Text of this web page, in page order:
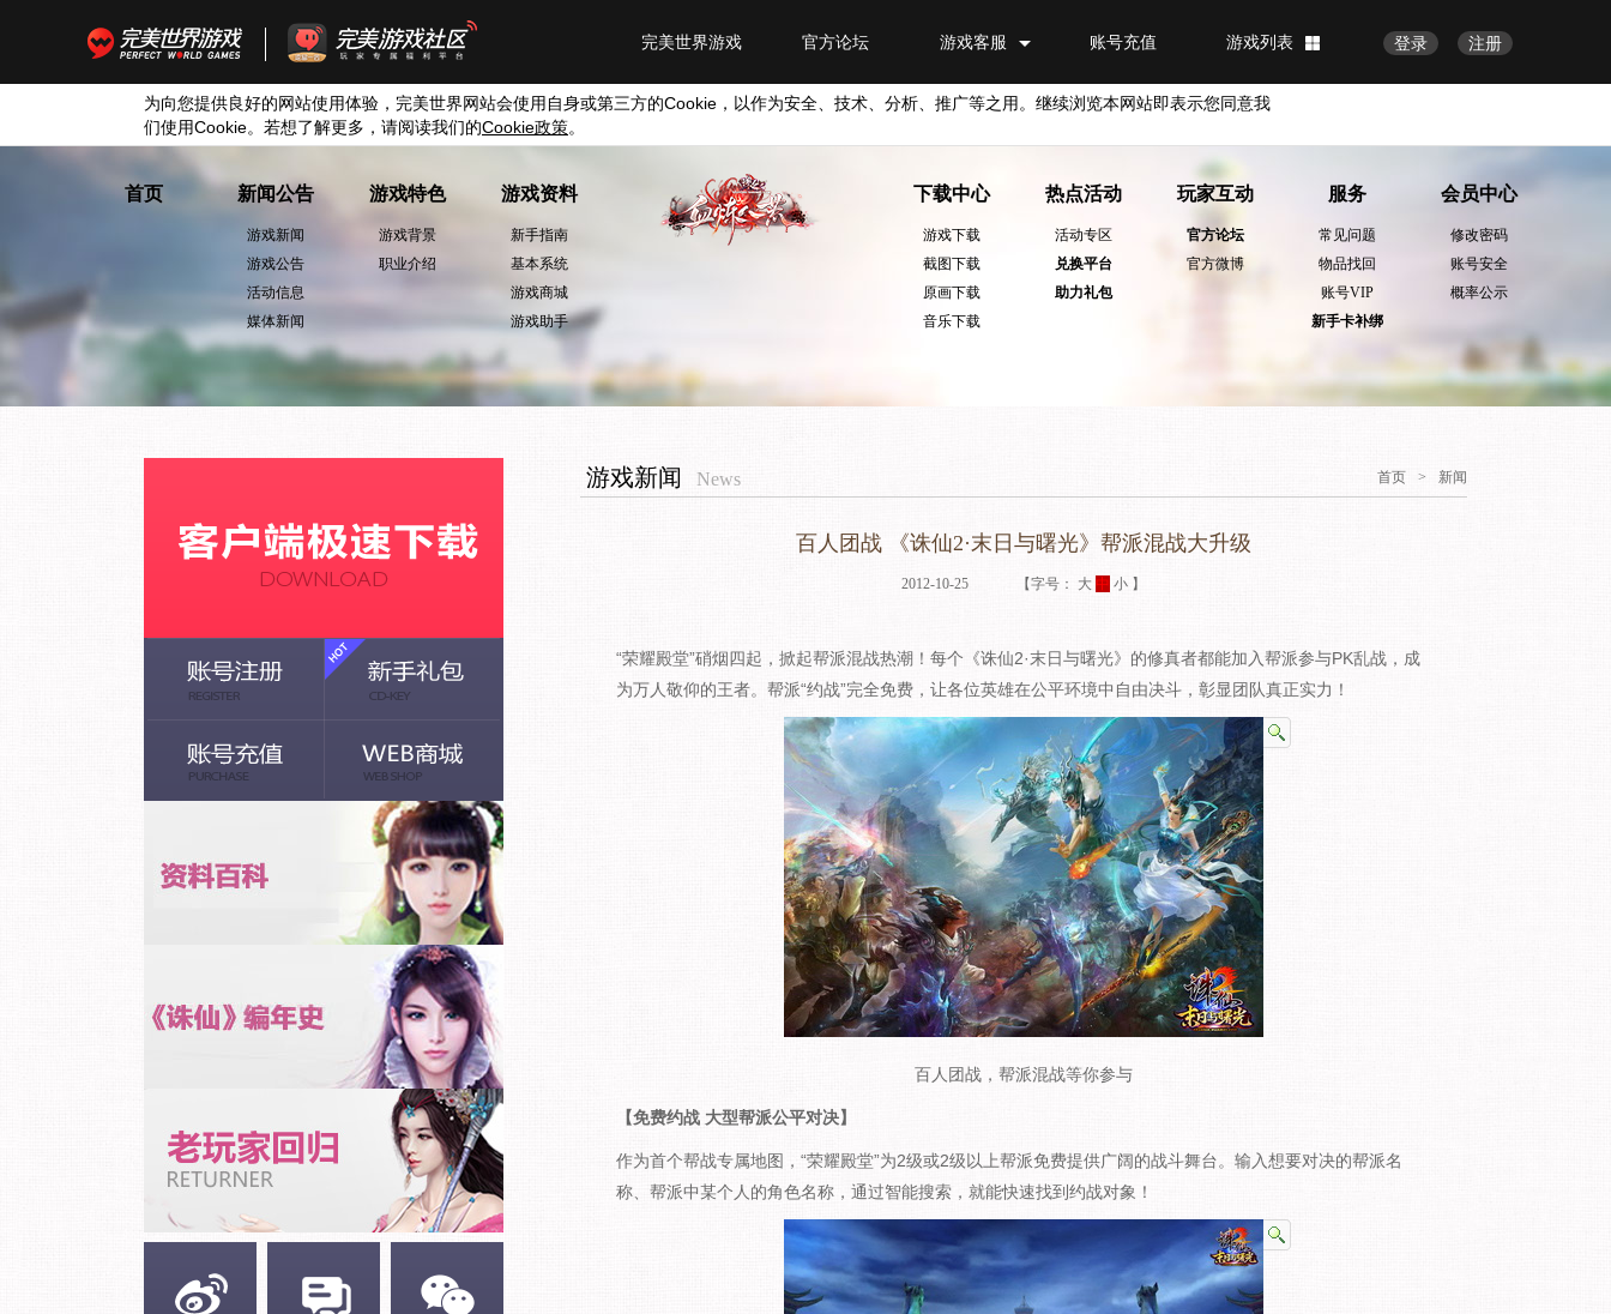
注册
登录
游戏列表
账号充值
游戏客服
官方论坛
完美世界游戏
为向您提供良好的网站使用体验，完美世界网站会使用自身或第三方的Cookie ，以作为安全、技术、分析、推广等之用。继续浏览本网站即表示您同意我
们使用Cookie。若想了解更多，请阅读我们的Cookie政策。
首页 新闻公告
游戏新闻
游戏公告
活动信息
媒体新闻
游戏特色
游戏背景
职业介绍
游戏资料
新手指南
基本系统
游戏商城
游戏助手
下载中心
游戏下载
截图下载
原画下载
音乐下载
热点活动
活动专区
兑换平台
助力礼包
玩家互动
官方论坛
官方微博
服务
常见问题
物品找回
账号VIP
新手卡补绑
会员中心
修改密码
账号安全
概率公示
首页 > 新闻
游戏新闻 News
百人团战 《诛仙2·末日与曙光》帮派混战大升级
2012-10-25 【字号： 大 中 小 】
“荣耀殿堂”硝烟四起，掀起帮派混战热潮！每个《诛仙2·末日与曙光》的修真者都能加入帮派参与PK乱战，成
为万人敬仰的王者。帮派“约战”完全免费，让各位英雄在公平环境中自由决斗，彰显团队真正实力！
百人团战，帮派混战等你参与
【免费约战 大型帮派公平对决】
作为首个帮战专属地图，“荣耀殿堂”为2级或2级以上帮派免费提供广阔的战斗舞台。输入想要对决的帮派名
称、帮派中某个人的角色名称，通过智能搜索，就能快速找到约战对象！